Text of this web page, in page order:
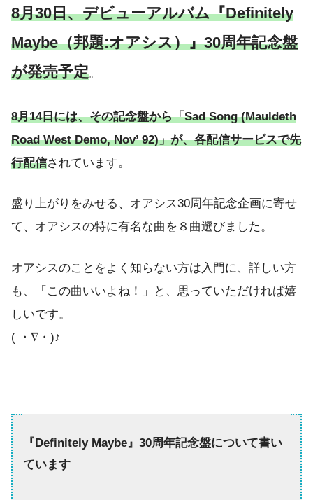
8月30日、デビューアルバム『Definitely
Maybe（邦題:オアシス）』30周年記念盤
が発売予定。
8月14日には、その記念盤から「Sad Song (Mauldeth
Road West Demo, Nov’ 92)」が、各配信サービスで先
行配信されています。
盛り上がりをみせる、オアシス30周年記念企画に寄せ
て、オアシスの特に有名な曲を８曲選びました。
オアシスのことをよく知らない方は入門に、詳しい方
も、「この曲いいよね！」と、思っていただければ嬉
しいです。
( ・∇・)♪
『Definitely Maybe』30周年記念盤について書い
ています